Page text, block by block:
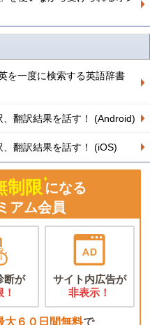
を一度に検索する英語辞書
翻訳結果を話す！ (Android)
翻訳結果を話す！ (iOS)
制限になる
アム会員
断が
サイト内広告が
非表示！
大６０日間無料で